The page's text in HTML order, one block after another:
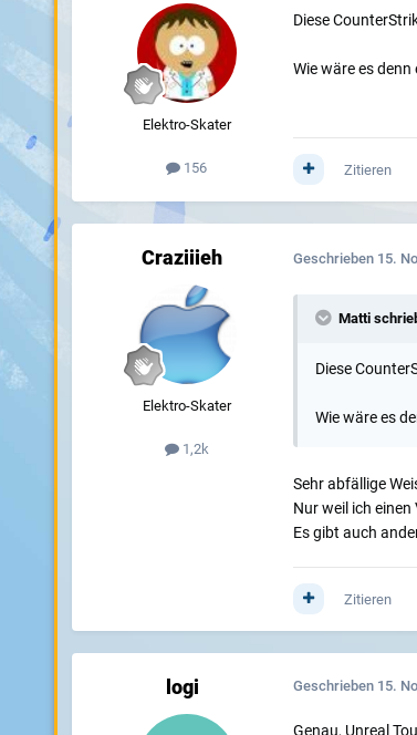
Elektro-Skater
156
Diese
Wie wäre es
Zitieren
Craziiieh
Elektro-Skater
1,2k
Geschrieben 15.
Matti
Diese
Wie wäre es
Sehr abfällige
Nur weil ich
Es gibt auch
Zitieren
logi Geschrieben 15.
Genau, Unreal